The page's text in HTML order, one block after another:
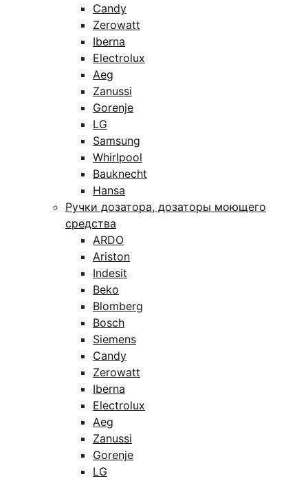
Candy
Zerowatt
Iberna
Electrolux
Aeg
Zanussi
Gorenje
LG
Samsung
Whirlpool
Bauknecht
Hansa
Ручки дозатора, дозаторы моющего
средства
ARDO
Ariston
Indesit
Beko
Blomberg
Bosch
Siemens
Candy
Zerowatt
Iberna
Electrolux
Aeg
Zanussi
Gorenje
LG